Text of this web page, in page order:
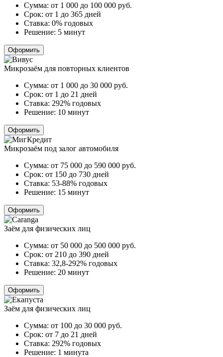
Сумма: от 1 000 до 100 000 руб.
Срок: от 1 до 365 дней
Ставка: 0% годовых
Решение: 5 минут
Оформить
Микрозаём для повторных клиентов
Сумма: от 1 000 до 30 000 руб.
Срок: от 1 до 21 дней
Ставка: 292% годовых
Решение: 10 минут
Оформить
Микрозаём под залог автомобиля
Сумма: от 75 000 до 590 000 руб.
Срок: от 150 до 730 дней
Ставка: 53-88% годовых
Решение: 15 минут
Оформить
Заём для физических лиц
Сумма: от 50 000 до 500 000 руб.
Срок: от 210 до 390 дней
Ставка: 32,8-292% годовых
Решение: 20 минут
Оформить
Заём для физических лиц
Сумма: от 100 до 30 000 руб.
Срок: от 7 до 21 дней
Ставка: 292% годовых
Решение: 1 минута